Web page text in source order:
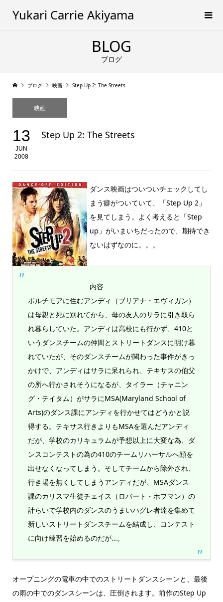
Yukari Carrie Akiyama
BLOG
ブログ
ブログ 映画 Step Up 2: The Streets
映画
13
JUN
2008
Step Up 2: The Streets
ダンス映画はついついチェックしてし
まう癖がついていて、「Step Up 2」
を見てしまう。よく考えると「Step
up」がいまいちだったので、期待でき
ないはずなのに。。。
内容
ボルチモアに住むアンディ（ブリアナ・エヴィガン）
は母親と死に別れてから、母の友人のサラに引き取ら
れ暮らしていた。アンディは高校にも行かず、410と
いうダンスチームの仲間とストリートダンスに明け暮
れていたが、そのダンスチームが関わった事件がきっ
かけで、アンディはサラに呆れられ、テキサスの伯父
の所へ行かされそうになるが、タイラー（チャニン
グ・テイタム）がサラにMSA(Maryland School of
Arts)のダンス課にアンディを行かせてはどうかと説
得する。テキサス行きよりもMSAを選んだアンディ
だが、学校のカリキュラムが予想以上に大変な為、ダ
ンスコンテストの為の410のチームリハーサルへ顔を
出せなくなってしまう。そしてチームから除外され、
行き場を無くしてしまうアンディだが、MSAダンス
課のカリスマ生徒チェイス（ロバート・ホフマン）の
計らいで学校内のダンスのうまいハグレ者達を集めて
新しいストリートダンスチームを結成し、コンテスト
に向け練習を始めるのだが…。
オープニングの電車の中でのストリートダンスシーンと、最後
の雨の中でのダンスシーンは、圧倒されます。前作のStep Up